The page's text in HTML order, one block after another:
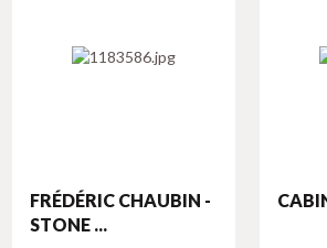
FRÉDÉRIC CHAUBIN -
STONE ...